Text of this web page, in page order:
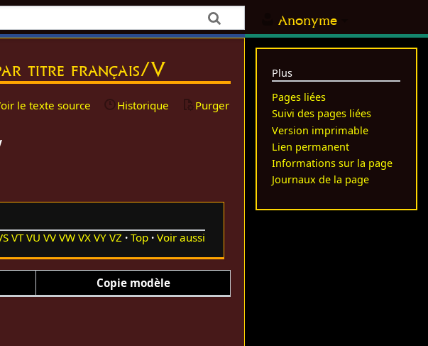
Anonyme
titre français/V
le texte source Historique Purger
VT VU VV VW VX VY VZ Top Voir aussi
Copie modèle
Plus
Pages liées
Suivi des pages liées
Version imprimable
Lien permanent
Informations sur la page
Journaux de la page